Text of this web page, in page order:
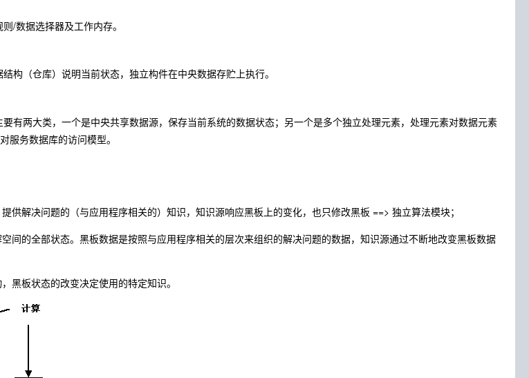
/数据选择器及工作内存。
构（仓库）说明当前状态，独立构件在中央数据存贮上执行。
有两大类，一个是中央共享数据源，保存当前系统的数据状态；另一个是多个独立处理元素，处理元素对数据元素
服务数据库的访问模型。
供解决问题的（与应用程序相关的）知识，知识源响应黑板上的变化，也只修改黑板 ==> 独立算法模块；
间的全部状态。黑板数据是按照与应用程序相关的层次来组织的解决问题的数据，知识源通过不断地改变黑板数据
黑板状态的改变决定使用的特定知识。